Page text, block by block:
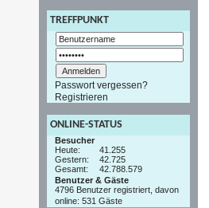
TREFFPUNKT
Passwort vergessen?
Registrieren
ONLINE-STATUS
Besucher
Heute:
41.255
Gestern:
42.725
Gesamt:
42.788.579
Benutzer & Gäste
4796 Benutzer registriert, davon
online: 531 Gäste